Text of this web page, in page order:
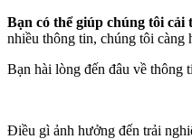
Bạn có thể giúp chúng tôi cải
nhiều thông tin, chúng tôi càng
Bạn hài lòng đến đâu về thông
Điều gì ảnh hưởng đến trải